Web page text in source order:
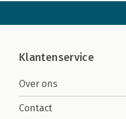
Klantenservice
Over ons
Contact